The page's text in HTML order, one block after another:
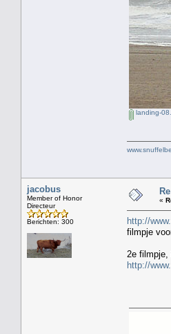
landing-
jacobus
Member of Honor
Directeur
Berichten: 300
«
http://
filmpje
2e
http://